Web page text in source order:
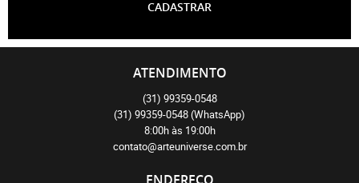
CADASTRAR
ATENDIMENTO
(31) 99359-0548
(31) 99359-0548(WhatsApp)
8:00h às 19:00h
contato@arteuniverse.com.br